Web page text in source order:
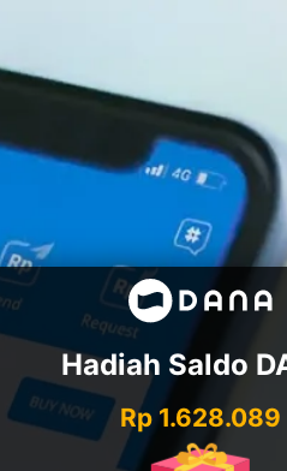
Hadiah Saldo
Rp 1.628.089